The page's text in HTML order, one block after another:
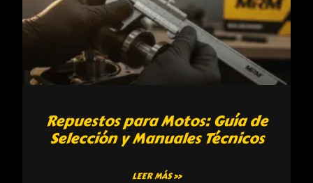
Repuestos para Motos: Guía de
Selección y Manuales Técnicos
LEER MÁS »